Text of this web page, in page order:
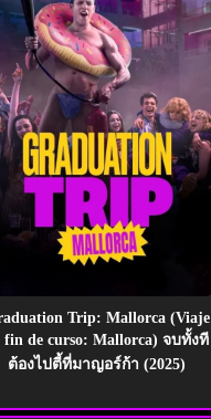
Trip: Mallorca (Viaje
fin de curso: Mallorca) จบทั้งที
ต้องไปตี้ที่มาญอร์ก้า (2025)